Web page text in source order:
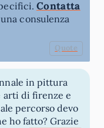
Contatta
consulenza
Quote
in pittura
arti di firenze e
percorso devo
ho fatto? Grazie